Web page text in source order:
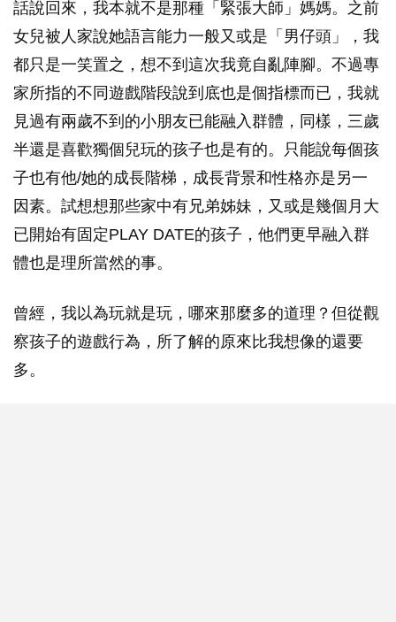
話說回來，我本就不是那種「緊張大師」媽媽。之前
女兒被人家說她語言能力一般又或是「男仔頭」，我
都只是一笑置之，想不到這次我竟自亂陣腳。不過專
家所指的不同遊戲階段說到底也是個指標而已，我就
見過有兩歲不到的小朋友已能融入群體，同樣，三歲
半還是喜歡獨個兒玩的孩子也是有的。只能說每個孩
子也有他/她的成長階梯，成長背景和性格亦是另一
因素。試想想那些家中有兄弟姊妹，又或是幾個月大
已開始有固定PLAY DATE的孩子，他們更早融入群
體也是理所當然的事。
曾經，我以為玩就是玩，哪來那麼多的道理？但從觀
察孩子的遊戲行為，所了解的原來比我想像的還要
多。